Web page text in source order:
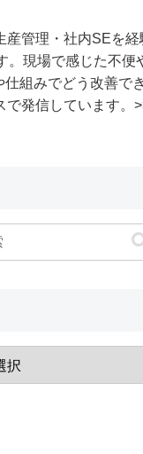
産管理・社内SEを経
。現場で感じた不便
組みでどう改善でき
で発信しています。